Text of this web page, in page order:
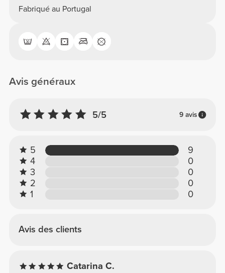
Fabriqué au Portugal
Avis généraux
5/5 9 avis
5
9
4
0
3
0
2
0
1
0
Avis des clients
Catarina C.